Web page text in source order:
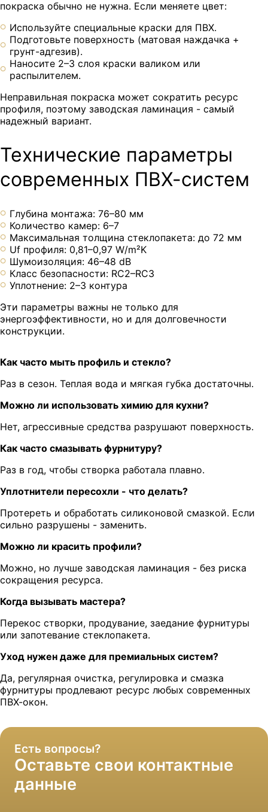
покраска обычно не нужна. Если меняете цвет:
Используйте специальные краски для ПВХ.
Подготовьте поверхность (матовая наждачка +
грунт-адгезив).
Наносите 2–3 слоя краски валиком или
распылителем.
Неправильная покраска может сократить ресурс
профиля, поэтому заводская ламинация - самый
надежный вариант.
Технические параметры
современных ПВХ-систем
Глубина монтажа: 76–80 мм
Количество камер: 6–7
Максимальная толщина стеклопакета: до 72 мм
Uf профиля: 0,81–0,97 W/m²K
Шумоизоляция: 46–48 dB
Класс безопасности: RC2–RC3
Уплотнение: 2–3 контура
Эти параметры важны не только для
энергоэффективности, но и для долговечности
конструкции.
Как часто мыть профиль и стекло?
Раз в сезон. Теплая вода и мягкая губка достаточны.
Можно ли использовать химию для кухни?
Нет, агрессивные средства разрушают поверхность.
Как часто смазывать фурнитуру?
Раз в год, чтобы створка работала плавно.
Уплотнители пересохли - что делать?
Протереть и обработать силиконовой смазкой. Если
сильно разрушены - заменить.
Можно ли красить профили?
Можно, но лучше заводская ламинация - без риска
сокращения ресурса.
Когда вызывать мастера?
Перекос створки, продувание, заедание фурнитуры
или запотевание стеклопакета.
Уход нужен даже для премиальных систем?
Да, регулярная очистка, регулировка и смазка
фурнитуры продлевают ресурс любых современных
ПВХ-окон.
Доставим в целости и с гарантией
Есть вопросы?
Оставьте свои контактные
данные